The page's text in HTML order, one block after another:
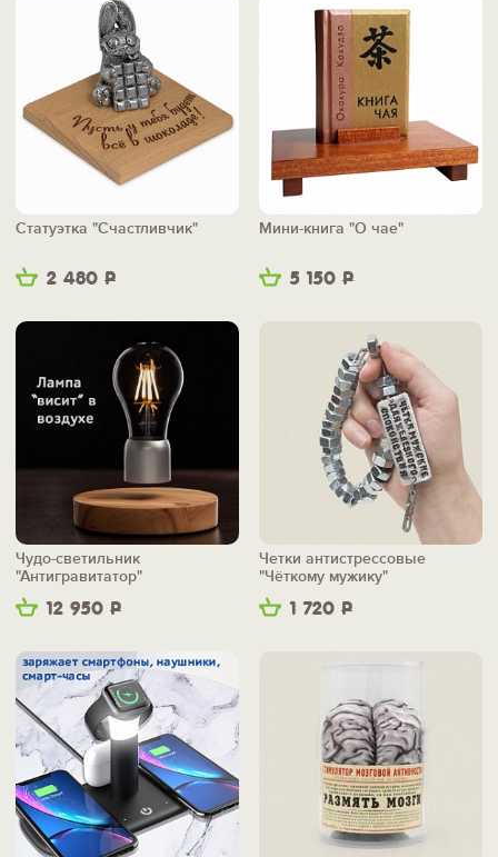
2 480 Р
Статуэтка "Счастливчик"
5 150 Р
Мини-книга "О чае"
12 950 Р
Чудо-светильник
"Антигравитатор"
1 720 Р
Четки антистрессовые
"Чёткому мужику"